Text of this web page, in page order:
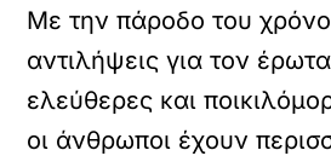
Με την πάροδο του
αντιλήψεις για τον
ελεύθερες και
οι άνθρωποι έχουν